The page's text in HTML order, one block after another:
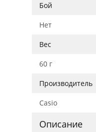
Бой
Нет
Вес
60 г
Производитель
Casio
Описание